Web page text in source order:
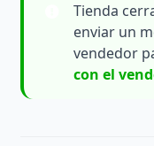
Tienda
enviar un
vendedor
con el